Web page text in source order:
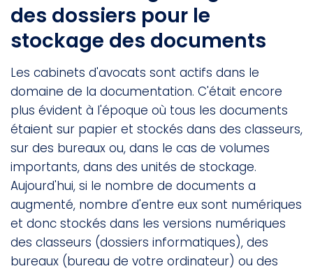
des dossiers pour le
stockage des documents
Les cabinets d'avocats sont actifs dans le
domaine de la documentation. C'était encore
plus évident à l'époque où tous les documents
étaient sur papier et stockés dans des classeurs,
sur des bureaux ou, dans le cas de volumes
importants, dans des unités de stockage.
Aujourd'hui, si le nombre de documents a
augmenté, nombre d'entre eux sont numériques
et donc stockés dans les versions numériques
des classeurs (dossiers informatiques), des
bureaux (bureau de votre ordinateur) ou des